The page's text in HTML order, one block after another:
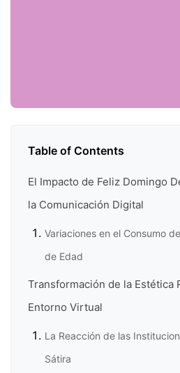
Table of Contents
El Impacto de Feliz Domingo
la Comunicación Digital
Variaciones en el Consumo
de Edad
Transformación de la Estética
Entorno Virtual
La Reacción de las
Sátira